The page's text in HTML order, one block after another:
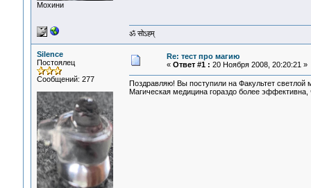
Мохини
ॐ सोऽहम्
Silence
Постоялец
Сообщений: 277
Re: тест про магию
« Ответ #1 : 20 Ноября 2008, 20:20:21 »
Поздравляю! Вы поступили на Факультет светлой
Магическая медицина гораздо более